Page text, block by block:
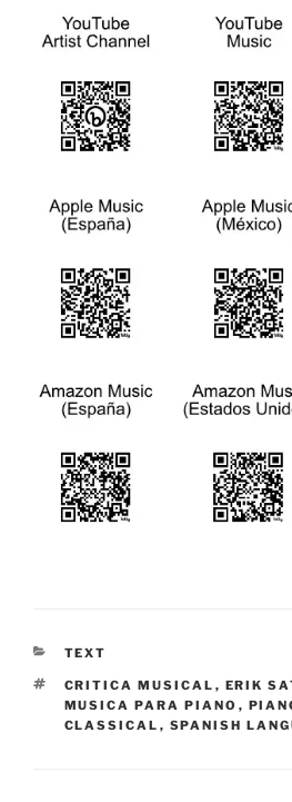
CATEGORIES
TEXT
TAGS
CRITICA MUSICAL , ERIK
MUSICA PARA PIANO ,
CLASSICAL , SPANISH